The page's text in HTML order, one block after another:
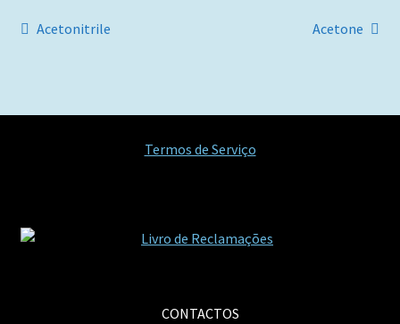
Navegação
Artigo
Acetonitrile
Artigo
Acetone
Termos de Serviço
CONTACTOS